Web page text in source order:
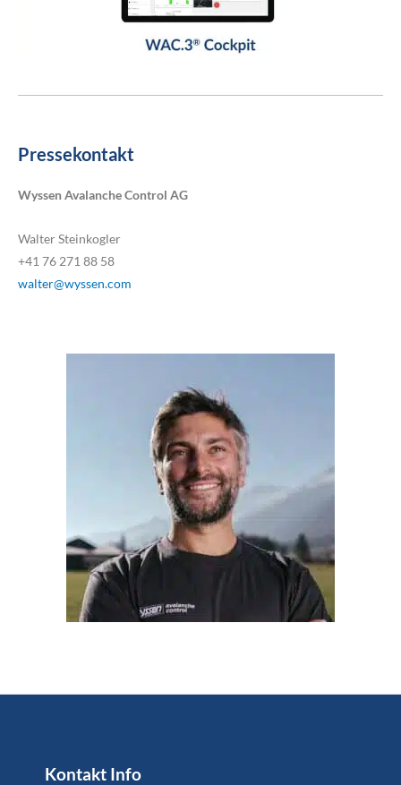
Pressekontakt
Wyssen Avalanche Control AG
Walter Steinkogler
+41 76 271 88 58
walter@wyssen.com
Kontakt Info